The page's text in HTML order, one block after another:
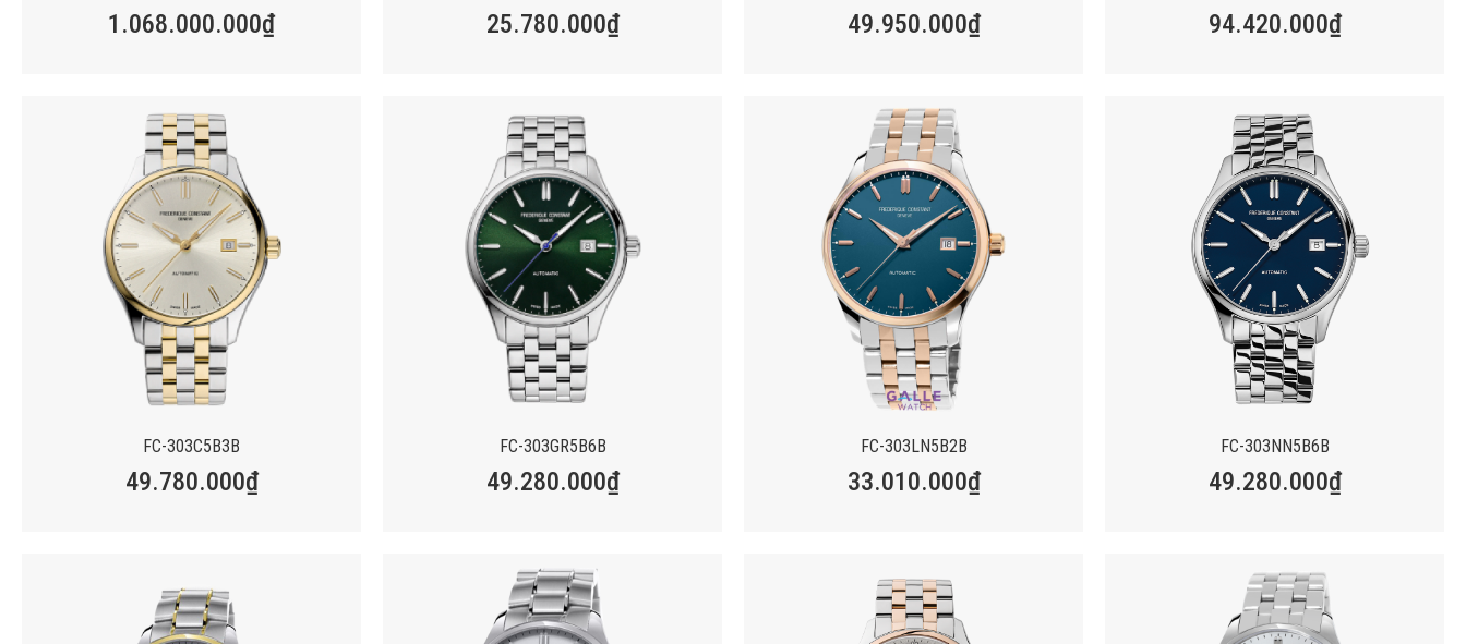
1.068.000.000₫ 25.780.000₫ 49.950.000₫ 94.420.000₫
FC-303C5B3B
49.780.000₫
FC-303GR5B6B
49.280.000₫
FC-303LN5B2B
33.010.000₫
FC-303NN5B6B
49.280.000₫